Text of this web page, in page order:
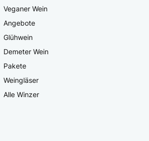
Veganer Wein
Angebote
Glühwein
Demeter Wein
Pakete
Weingläser
Alle Winzer